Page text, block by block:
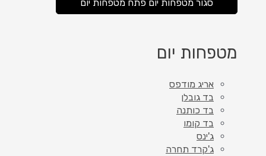
סגור מטפחות יום פתח מטפחות יום
מטפחות יום
אריג מודפס
בד גובלן
בד כותנה
בד קומו
ג'ינס
ג'קרד תחרה